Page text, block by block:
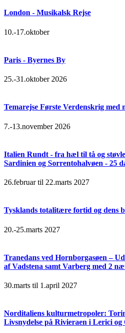
London - Musikalsk Rejse
10.-17.oktober
Paris - Byernes By
25.-31.oktober 2026
Temarejse Første Verdenskrig med
7.-13.november 2026
Italien Rundt - fra hæl til tå og
Sardinien og Sorrentohalvøen - 25
26.februar til 22.marts 2027
Tysklands totalitære fortid og dens
20.-25.marts 2027
Tranedans ved Hornborgasøen –
af Vadstena samt Varberg med 2
30.marts til 1.april 2027
Norditaliens kulturmetropoler:
Livsnydelse på Rivieraen i Lerici og